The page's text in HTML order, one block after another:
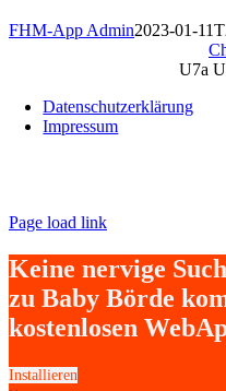
FHM-App Admin2023-01-
U7a
Datenschutzerklärung
Impressum
Page load link
Keine nervige
zu Baby Börde
kostenlosen
Installieren